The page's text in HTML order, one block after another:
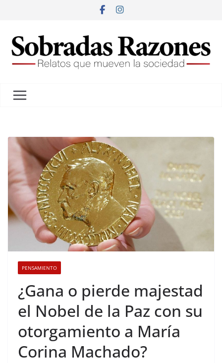
PENSAMIENTO
¿Gana o pierde majestad
el Nobel de la Paz con su
otorgamiento a María
Corina Machado?